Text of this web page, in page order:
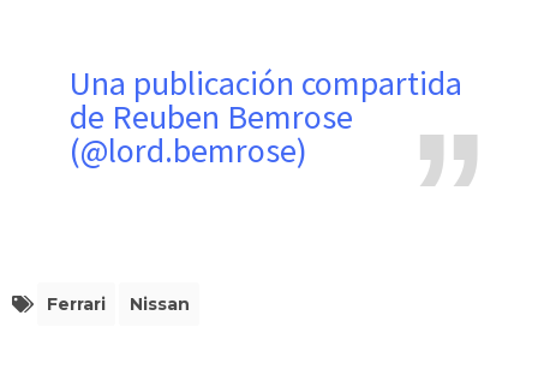
Una publicación compartida
de Reuben Bemrose
(@lord.bemrose)
Ferrari Nissan